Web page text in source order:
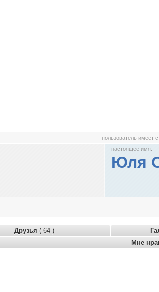
пользователь имеет
настоящее имя:
Юля
Друзья ( 64 )
Мне